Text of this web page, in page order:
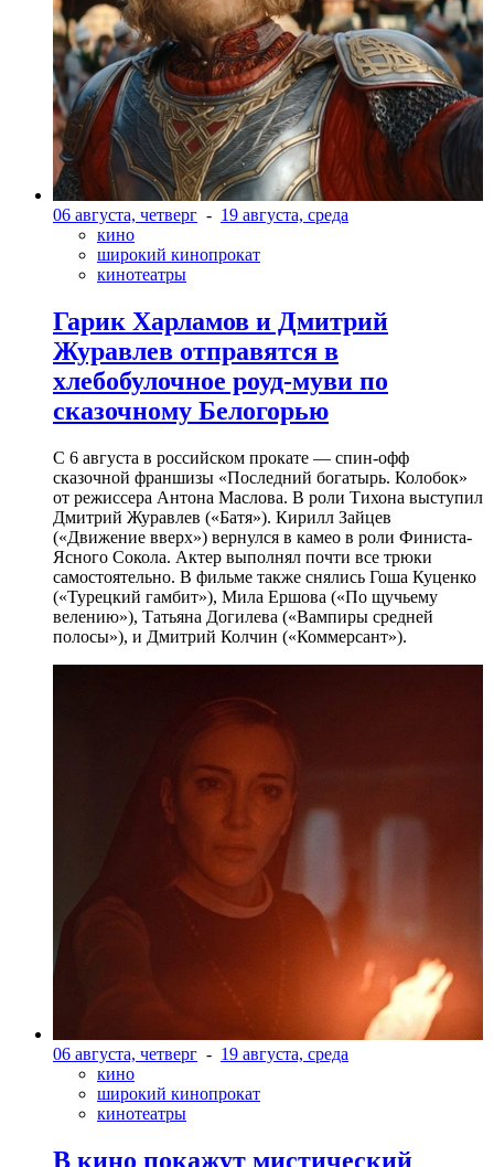
06 августа, четверг - 19 августа, среда
кино
широкий кинопрокат
кинотеатры
Гарик Харламов и Дмитрий
Журавлев отправятся в
хлебобулочное роуд-муви по
сказочному Белогорью
С 6 августа в российском прокате — спин-офф
сказочной франшизы «Последний богатырь. Колобок»
от режиссера Антона Маслова. В роли Тихона выступил
Дмитрий Журавлев («Батя»). Кирилл Зайцев
(«Движение вверх») вернулся в камео в роли Финиста-
Ясного Сокола. Актер выполнял почти все трюки
самостоятельно. В фильме также снялись Гоша Куценко
(«Турецкий гамбит»), Мила Ершова («По щучьему
велению»), Татьяна Догилева («Вампиры средней
полосы»), и Дмитрий Колчин («Коммерсант»).
06 августа, четверг - 19 августа, среда
кино
широкий кинопрокат
кинотеатры
В кино покажут мистический